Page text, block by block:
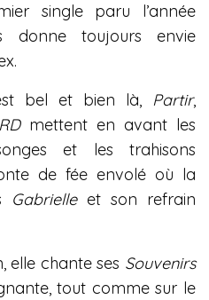
single paru l’année
donne toujours envie
bel et bien là, Partir,
mettent en avant les
et les trahisons
de fée envolé où la
Gabrielleet son refrain
elle chante ses Souvenirs
tout comme sur le